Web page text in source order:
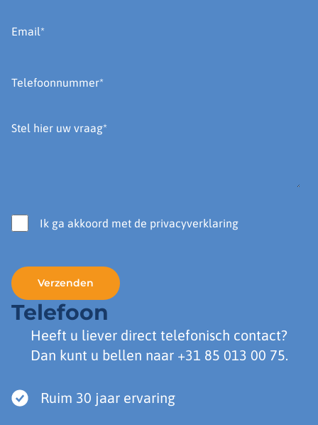
Ik ga akkoord met de privacyverklaring
Telefoon
Heeft u liever direct telefonisch contact?
Dan kunt u bellen naar +31 85 013 00 75.
Ruim 30 jaar ervaring